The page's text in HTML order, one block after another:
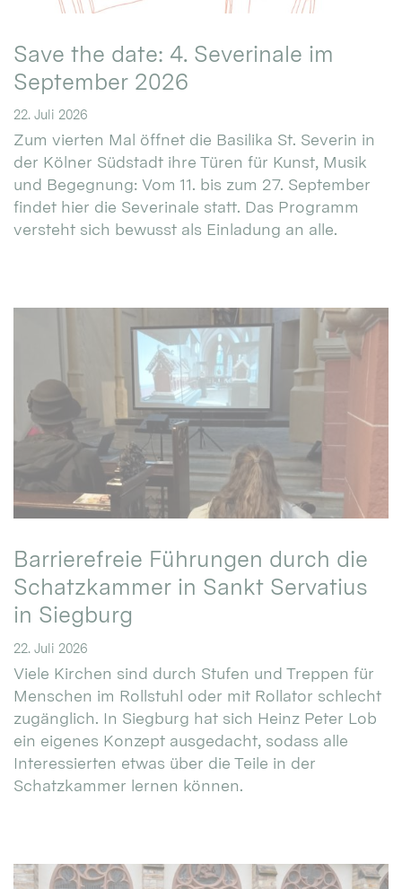
Save the date: 4. Severinale im
September 2026
22. Juli 2026
Zum vierten Mal öffnet die Basilika St. Severin in
der Kölner Südstadt ihre Türen für Kunst, Musik
und Begegnung: Vom 11. bis zum 27. September
findet hier die Severinale statt. Das Programm
versteht sich bewusst als Einladung an alle.
Barrierefreie Führungen durch die
Schatzkammer in Sankt Servatius
in Siegburg
22. Juli 2026
Viele Kirchen sind durch Stufen und Treppen für
Menschen im Rollstuhl oder mit Rollator schlecht
zugänglich. In Siegburg hat sich Heinz Peter Lob
ein eigenes Konzept ausgedacht, sodass alle
Interessierten etwas über die Teile in der
Schatzkammer lernen können.